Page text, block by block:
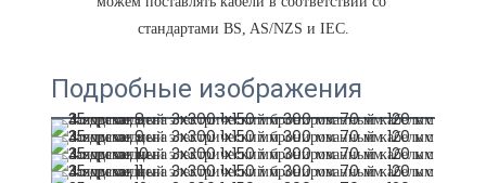
Подробные изображения